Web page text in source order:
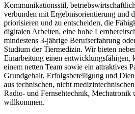
Kommunikationsstil,
verbunden mit Ergebnisorientierung und
priorisieren und zu entscheiden, die
digitalen Arbeiten, eine hohe
mindestens 3-jährige Berufserfahrung
Studium der Tiermedizin. Wir bieten
Einarbeitung einen entwicklungsfähigen,
einem netten Team sowie ein attraktives
Grundgehalt, Erfolgsbeteiligung und
aus technischen, nicht
Radio- und Fernsehtechnik, Mechatronik
willkommen.